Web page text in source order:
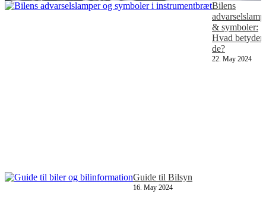
Bilens
& symboler:
Hvad betyder
de?
22. May 2024
Guide til Bilsyn
16. May 2024